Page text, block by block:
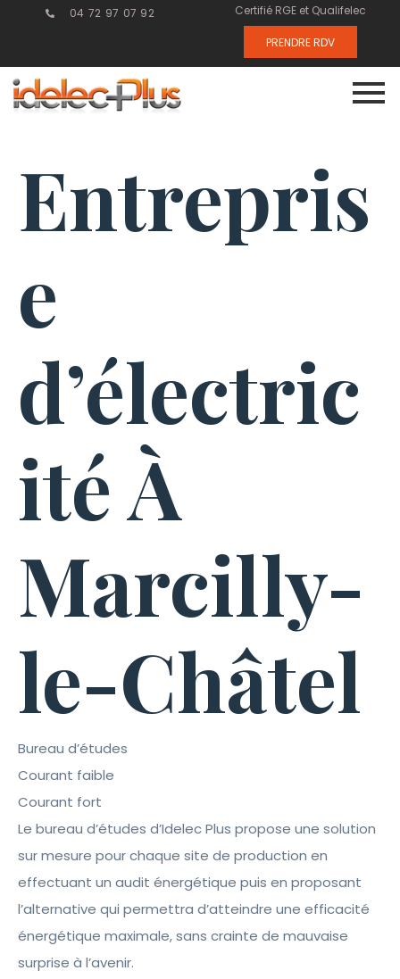
04 72 97 07 92 Certifié RGE et Qualifelec
PRENDRE RDV
Entrepris
e
d’électric
ité À
Marcilly-
le-Châtel
Bureau d’études
Courant faible
Courant fort
Le bureau d’études d’Idelec Plus propose une solution
sur mesure pour chaque site de production en
effectuant un audit énergétique puis en proposant
l’alternative qui permettra d’atteindre une efficacité
énergétique maximale, sans crainte de mauvaise
surprise à l’avenir.